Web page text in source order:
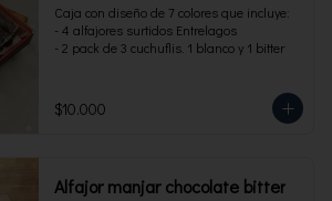
Caja con diseño de 7 colores que incluye:
- 4 alfajores surtidos Entrelagos
- 2 pack de 3 cuchuflis. 1 blanco y 1 bitter
$10.000
Alfajor manjar chocolate bitter